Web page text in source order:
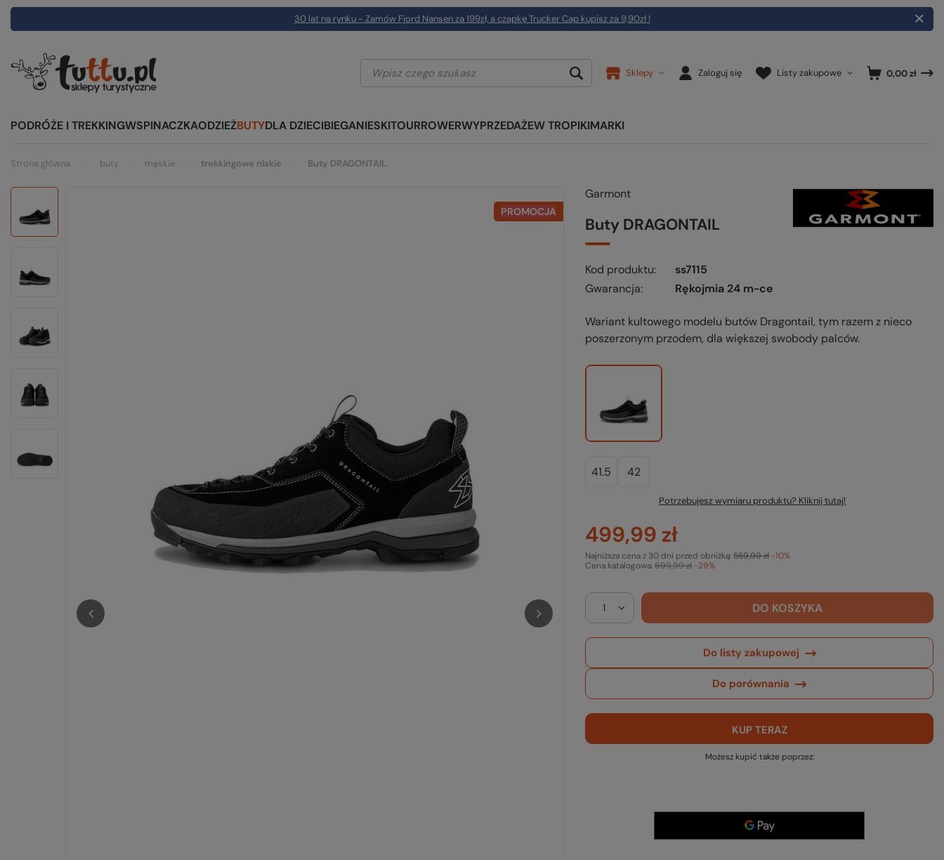
30 lat na rynku - Zamów Fjord Nansen za 199zł, a czapkę Trucker Cap kupisz za 9,90zł !
Sklepy Zaloguj się Listy zakupowe 0,00 zł
PODRÓŻE I TREKKINGWSPINACZKAODZIEŻBUTYDLA DZIECIBIEGANIESKITOURROWERWYPRZEDAŻEW TROPIKIMARKI
Strona główna buty męskie trekkingowe niskie Buty DRAGONTAIL
PROMOCJA
Garmont
Buty DRAGONTAIL
Kod produktu
ss7115
Gwarancja
Rękojmia 24 m-ce
Wariant kultowego modelu butów Dragontail, tym razem z nieco
poszerzonym przodem, dla większej swobody palców.
41.5 42
Potrzebujesz wymiaru produktu? Kliknij tutaj!
499,99 zł
Cena katalogowa:699,99 zł -29%
Najniższa cena z 30 dni przed obniżką:559,99 zł -10%
DO KOSZYKA
Do listy zakupowej
Do porównania
KUP TERAZ
Możesz kupić także poprzez: